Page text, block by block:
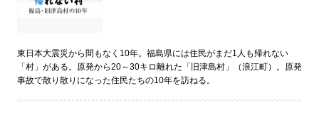
東日本大震災から間もなく10年。福島県には住民がまだ1人も帰れない
「村」がある。原発から20～30キロ離れた「旧津島村」（浪江町）。原発
事故で散り散りになった住民たちの10年を訪ねる。